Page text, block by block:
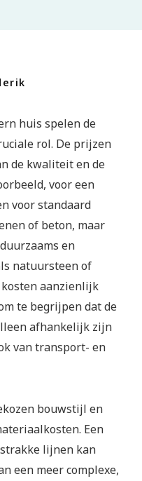
huis spelen de
rol. De prijzen
de kwaliteit en de
voor een
voor standaard
of beton, maar
en
natuursteen of
aanzienlijk
te begrijpen dat de
afhankelijk zijn
van transport- en
bouwstijl en
Een
lijnen kan
een meer complexe,